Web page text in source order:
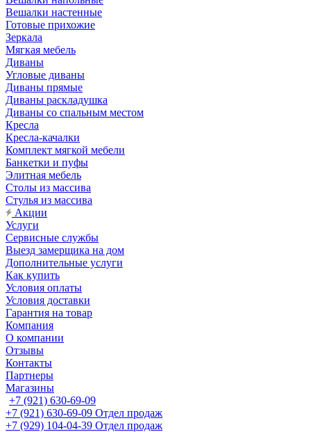
Вешалки настенные
Готовые прихожие
Зеркала
Мягкая мебель
Диваны
Угловые диваны
Диваны прямые
Диваны раскладушка
Диваны со спальным местом
Кресла
Кресла-качалки
Комплект мягкой мебели
Банкетки и пуфы
Элитная мебель
Столы из массива
Стулья из массива
Акции
Услуги
Сервисные службы
Выезд замерщика на дом
Дополнительные услуги
Как купить
Условия оплаты
Условия доставки
Гарантия на товар
Компания
О компании
Отзывы
Контакты
Партнеры
Магазины
+7 (921) 630-69-09
+7 (921) 630-69-09 Отдел продаж
+7 (929) 104-04-39 Отдел продаж